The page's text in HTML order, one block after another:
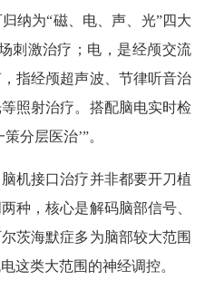
纳为“磁、电、声、光”四大
刺激治疗；电，是经颅交流
指经颅超声波、节律听音治
照射治疗。搭配脑电实时检
分层医治’”。
接口治疗并非都要开刀植
种，核心是解码脑部信号、
茨海默症多为脑部较大范围
这类大范围的神经调控。